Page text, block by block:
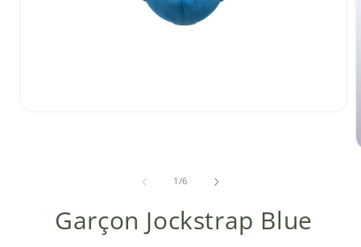
1 /van
6
Garçon Jockstrap Blue